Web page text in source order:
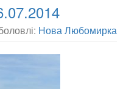
Нова Любомирка